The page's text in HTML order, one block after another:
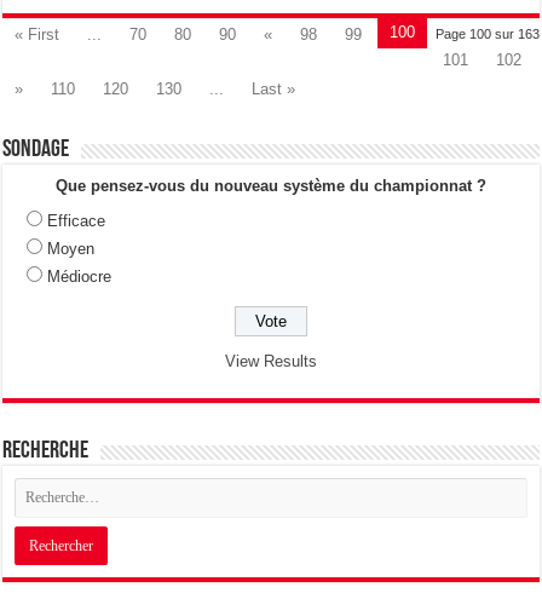
Page 100 sur 163
« First 70 80 90 « 98 99
100
101
102
»
110 120 130 Last »
Sondage
Que pensez-vous du nouveau système du championnat ?
Efficace
Moyen
Médiocre
View Results
Recherche